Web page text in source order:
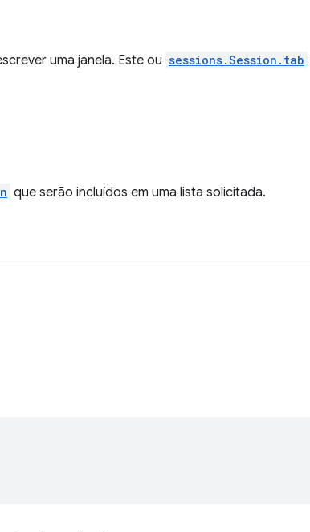
uma janela. Este ou sessions.Session.tab
que serão incluídos em uma lista solicitada.